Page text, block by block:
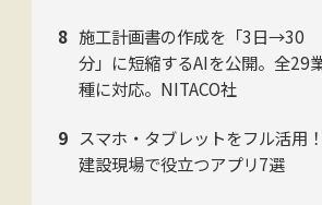
ルを提供開始
施工計画書の作成を「3日→30
分」に短縮するAIを公開。全29
種に対応。NITACO社
スマホ・タブレットをフル活用！
建設現場で役立つアプリ7選